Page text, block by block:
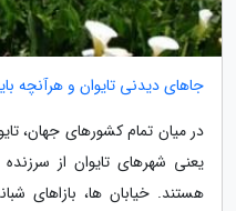
جاهای دیدنی تایوان و هرآنچه
در میان تمام کشورهای جهان،
یعنی شهرهای تایوان از
هستند. خیابان ها، بازاهای